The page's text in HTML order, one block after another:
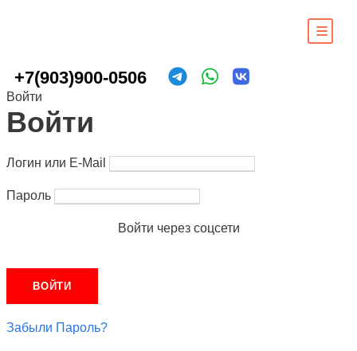
+7(903)900-0506
Войти
Войти
Логин или E-Mail
Пароль
Войти через соцсети
Забыли Пароль?